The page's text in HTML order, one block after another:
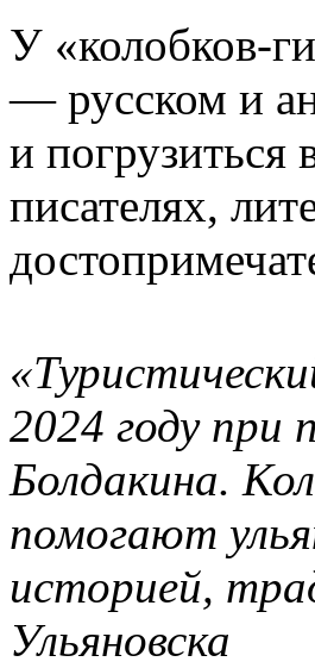
У «колобков-
— русском и
и погрузиться
писателях,
2024 году при
Болдакина.
помогают
историей,
Ульяновска